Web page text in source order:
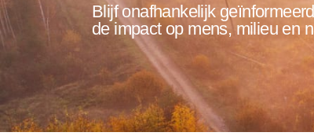
Blijf onafhankelijk
de impact op mens, milieu en